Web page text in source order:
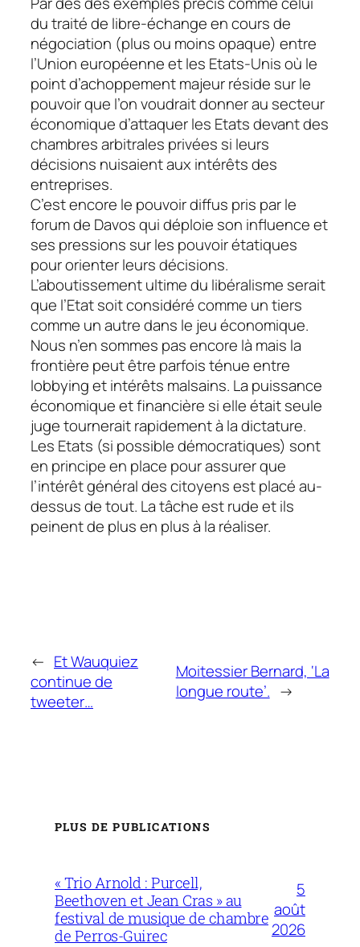
du traité de libre-échange en cours de
négociation (plus ou moins opaque) entre
l’Union européenne et les Etats-Unis où le
point d’achoppement majeur réside sur le
pouvoir que l’on voudrait donner au secteur
économique d’attaquer les Etats devant des
chambres arbitrales privées si leurs
décisions nuisaient aux intérêts des
entreprises.
C’est encore le pouvoir diffus pris par le
forum de Davos qui déploie son influence et
ses pressions sur les pouvoir étatiques
pour orienter leurs décisions.
L’aboutissement ultime du libéralisme serait
que l’Etat soit considéré comme un tiers
comme un autre dans le jeu économique.
Nous n’en sommes pas encore là mais la
frontière peut être parfois ténue entre
lobbying et intérêts malsains. La puissance
économique et financière si elle était seule
juge tournerait rapidement à la dictature.
Les Etats (si possible démocratiques) sont
en principe en place pour assurer que
l’intérêt général des citoyens est placé au-
dessus de tout. La tâche est rude et ils
peinent de plus en plus à la réaliser.
← Et Wauquiez
continue de
tweeter…
Moitessier Bernard, ‘La
longue route’. →
PLUS DE PUBLICATIONS
« Trio Arnold : Purcell,
Beethoven et Jean Cras » au
festival de musique de chambre
de Perros-Guirec
5
août
2026